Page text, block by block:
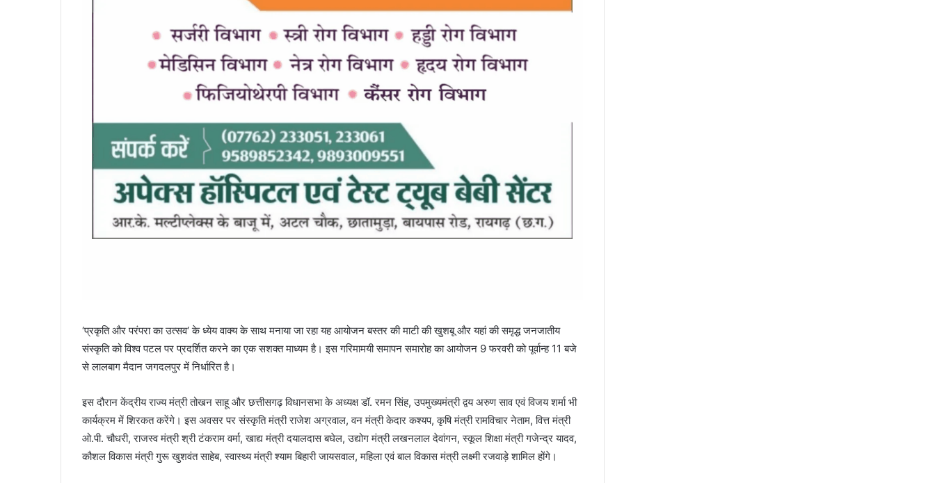
‘प्रकृति और परंपरा का उत्सव‘ के ध्येय वाक्य के साथ मनाया जा रहा यह आयोजन बस्तर की माटी की खुशबू और यहां की समृद्ध जनजातीय
संस्कृति को विश्व पटल पर प्रदर्शित करने का एक सशक्त माध्यम है। इस गरिमामयी समापन समारोह का आयोजन 9 फरवरी को पूर्वान्ह 11 बजे
से लालबाग मैदान जगदलपुर में निर्धारित है।
इस दौरान केंद्रीय राज्य मंत्री तोखन साहू और छत्तीसगढ़ विधानसभा के अध्यक्ष डॉ. रमन सिंह, उपमुख्यमंत्री द्वय अरुण साव एवं विजय शर्मा भी
कार्यक्रम में शिरकत करेंगे। इस अवसर पर संस्कृति मंत्री राजेश अग्रवाल, वन मंत्री केदार कश्यप, कृषि मंत्री रामविचार नेताम, वित्त मंत्री
ओ.पी. चौधरी, राजस्व मंत्री श्री टंकराम वर्मा, खाद्य मंत्री दयालदास बघेल, उद्योग मंत्री लखनलाल देवांगन, स्कूल शिक्षा मंत्री गजेन्द्र यादव,
कौशल विकास मंत्री गुरू खुशवंत साहेब, स्वास्थ्य मंत्री श्याम बिहारी जायसवाल, महिला एवं बाल विकास मंत्री लक्ष्मी रजवाड़े शामिल होंगे।